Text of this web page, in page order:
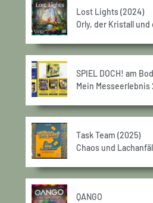
Lost Lights (2024)
Orly, der Kristall
SPIEL DOCH! am
Mein Messeerlebnis
Task Team (2025)
Chaos und
QANGO